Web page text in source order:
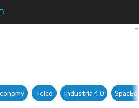
Samsung in ripresa. Grazie a
Telco Industria 4.0